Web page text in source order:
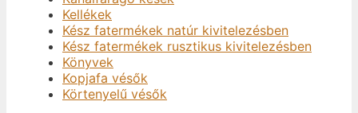
Kellékek
Kész fatermékek natúr kivitelezésben
Kész fatermékek rusztikus kivitelezésben
Könyvek
Kopjafa vésők
Körtenyelű vésők